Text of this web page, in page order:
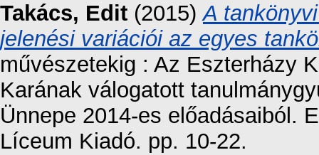
Takács, Edit (2015)A
jelenési variációi az egyes
művészetekig : Az Eszterházy
Karának válogatott
Ünnepe 2014-es előadásaiból.
Líceum Kiadó. pp. 10-22.